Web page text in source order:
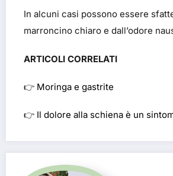
In alcuni casi possono essere
marroncino chiaro e dall’odore
ARTICOLI CORRELATI
👉 Moringa e gastrite
👉 Il dolore alla schiena è un